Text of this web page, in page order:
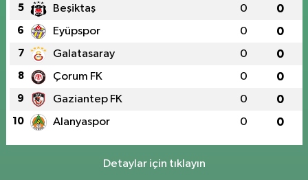
5 Beşiktaş 0 0
6 Eyüpspor 0 0
7 Galatasaray 0 0
8 Çorum FK 0 0
9 Gaziantep FK 0 0
10 Alanyaspor 0 0
Detaylar için tıklayın